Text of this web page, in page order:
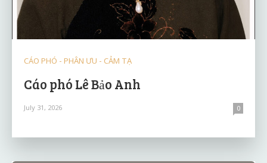
CÁO PHÓ - PHÂN ƯU - CẢM TẠ
Cáo phó Lê Bảo Anh
July 31, 2026 0